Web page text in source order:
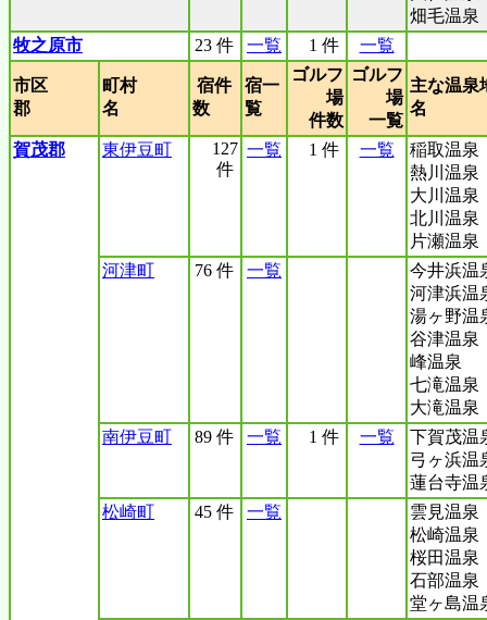
畑毛温泉
牧之原市
23 件 一覧 1 件 一覧
市区
郡
町村
名
宿件
数
宿一
覧
ゴルフ
場
件数
ゴルフ
場
一覧
主な温泉
名
賀茂郡 東伊豆町
127
件
一覧 1 件 一覧
稲取温泉
熱川温泉
大川温泉
北川温泉
片瀬温泉
河津町
76 件 一覧
今井浜温
河津浜温
湯ヶ野温
谷津温泉
峰温泉
七滝温泉
大滝温泉
南伊豆町
89 件 一覧 1 件 一覧
下賀茂温
弓ヶ浜温
蓮台寺温
松崎町
45 件 一覧
雲見温泉
松崎温泉
桜田温泉
石部温泉
堂ヶ島温